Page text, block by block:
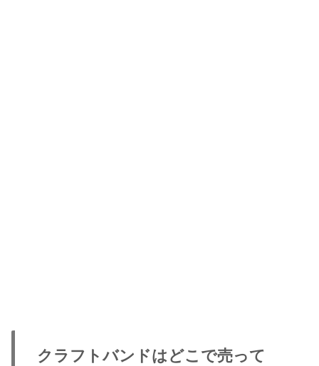
クラフトバンドはどこで売って